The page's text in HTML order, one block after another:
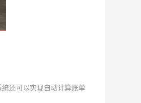
还可以实现自动计算账单